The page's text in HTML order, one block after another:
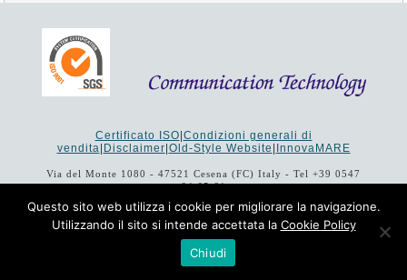
Certificato ISO Condizioni generali di
vendita Disclaimer Old-Style Website InnovaMARE
Via del Monte 1080 - 47521 Cesena (FC) Italy - Tel +39 0547
64 65 61
19207 - Reg. R.E.A. Forlì-Cesena 251620 - Codice Anagrafe
Nazionale Ricerche: 53253XXV
Copyright © 1993-2024 Communication Technology srl
Questo sito web utilizza i cookie per migliorare la navigazione.
Utilizzando il sito si intende accettata la Cookie Policy
Chiudi